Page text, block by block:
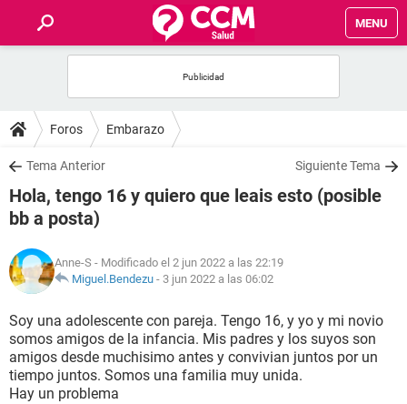
MENU
FOROS
SALUD
FAMILIA
NUTRICIÓN
SEXUALIDAD
GLOSARIO
Foros Embarazo
Tema Anterior Siguiente Tema
Hola, tengo 16 y quiero que leais esto (posible
bb a posta)
Anne-S - Modificado el 2 jun 2022 a las 22:19
Miguel.Bendezu - 3 jun 2022 a las 06:02
Soy una adolescente con pareja. Tengo 16, y yo y mi novio
somos amigos de la infancia. Mis padres y los suyos son
amigos desde muchisimo antes y convivian juntos por un
tiempo juntos. Somos una familia muy unida.
Hay un problema